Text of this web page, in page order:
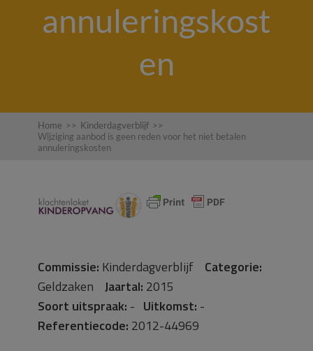
annuleringskost
en
Home >> Kinderdagverblijf >>
Wijziging aanbod is geen reden voor het niet betalen
annuleringskosten
Commissie: Kinderdagverblijf Categorie:
Geldzaken Jaartal: 2015
Soort uitspraak: - Uitkomst: -
Referentiecode: 2012-44969